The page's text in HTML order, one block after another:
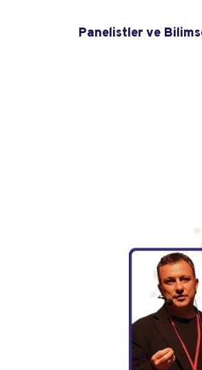
Panelistler ve